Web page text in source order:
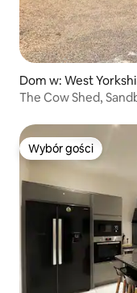
Dom w: West
The Cow Shed,
Wybór gości
Wybór gości